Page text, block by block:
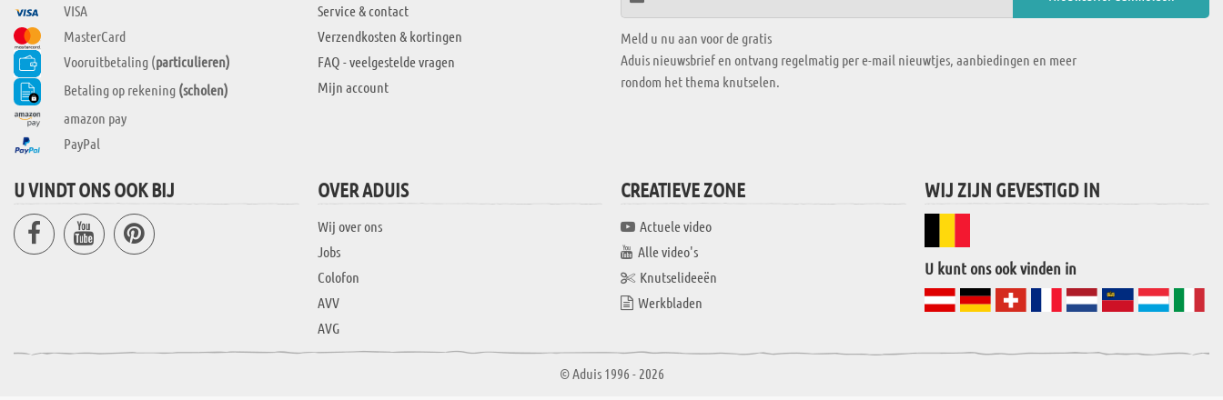
VISA
MasterCard
Vooruitbetaling (particulieren)
Betaling op rekening (scholen)
amazon pay
PayPal
Service & contact
Verzendkosten & kortingen
FAQ - veelgestelde vragen
Mijn account
Meld u nu aan voor de gratis
Aduis nieuwsbrief en ontvang regelmatig per e-mail nieuwtjes, aanbiedingen en meer
rondom het thema knutselen.
U VINDT ONS OOK BIJ OVER ADUIS
Wij over ons
Jobs
Colofon
AVV
AVG
CREATIEVE ZONE
Actuele video
Alle video's
Knutselideeën
Werkbladen
WIJ ZIJN GEVESTIGD IN
U kunt ons ook vinden in
© Aduis 1996 - 2026